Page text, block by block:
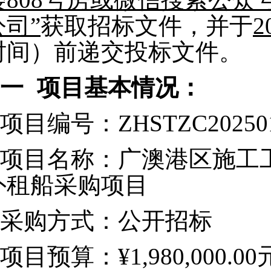
司”获取招标文件，并于
间）前递交投标文件。
一 项目基本情况：
项目编号：
项目名称：广澳港区施工
租船采购项目
采购方式：公开招标
项目预算： ¥1,980,000.00